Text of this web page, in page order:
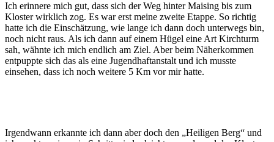
Ich erinnere mich gut, dass sich der Weg hinter Maising bis zum
Kloster wirklich zog. Es war erst meine zweite Etappe. So richtig
hatte ich die Einschätzung, wie lange ich dann doch unterwegs bin,
noch nicht raus. Als ich dann auf einem Hügel eine Art Kirchturm
sah, wähnte ich mich endlich am Ziel. Aber beim Näherkommen
entpuppte sich das als eine Jugendhaftanstalt und ich musste
einsehen, dass ich noch weitere 5 Km vor mir hatte.
Irgendwann erkannte ich dann aber doch den „Heiligen Berg“ und